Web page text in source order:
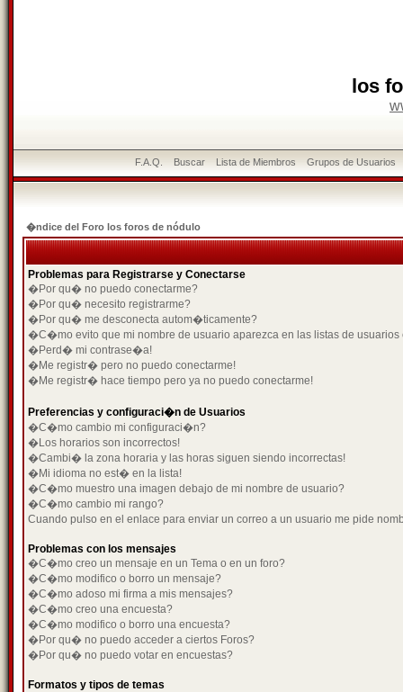
los
F.A.Q. Buscar Lista de Miembros Grupos de Usuarios
�ndice del Foro los foros de nódulo
Problemas para Registrarse y Conectarse
�Por qu� no puedo conectarme?
�Por qu� necesito registrarme?
�Por qu� me desconecta autom�ticamente?
�C�mo evito que mi nombre de usuario aparezca en las listas de usuarios
�Perd� mi contrase�a!
�Me registr� pero no puedo conectarme!
�Me registr� hace tiempo pero ya no puedo conectarme!
Preferencias y configuraci�n de Usuarios
�C�mo cambio mi configuraci�n?
�Los horarios son incorrectos!
�Cambi� la zona horaria y las horas siguen siendo incorrectas!
�Mi idioma no est� en la lista!
�C�mo muestro una imagen debajo de mi nombre de usuario?
�C�mo cambio mi rango?
Cuando pulso en el enlace para enviar un correo a un usuario me pide
Problemas con los mensajes
�C�mo creo un mensaje en un Tema o en un foro?
�C�mo modifico o borro un mensaje?
�C�mo adoso mi firma a mis mensajes?
�C�mo creo una encuesta?
�C�mo modifico o borro una encuesta?
�Por qu� no puedo acceder a ciertos Foros?
�Por qu� no puedo votar en encuestas?
Formatos y tipos de temas